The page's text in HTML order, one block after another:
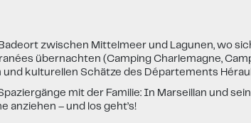
zwischen Mittelmeer und Lagunen, wo
übernachten (Camping Charlemagne,
und kulturellen Schätze des Départements
mit der Familie: In Marseillan und
anziehen – und los geht’s!